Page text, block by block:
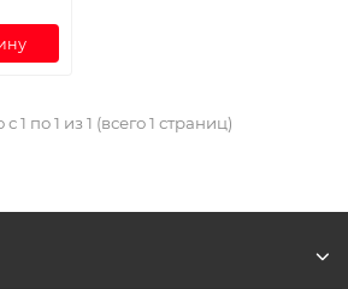
1 по 1 из 1 (всего 1 страниц)